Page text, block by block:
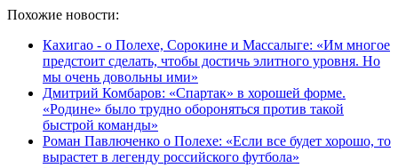
Похожие новости:
Кахигао - о Полехе, Сорокине и Массалыге: «Им многое
предстоит сделать, чтобы достичь элитного уровня. Но
мы очень довольны ими»
Дмитрий Комбаров: «Спартак» в хорошей форме.
«Родине» было трудно обороняться против такой
быстрой команды»
Роман Павлюченко о Полехе: «Если все будет хорошо, то
вырастет в легенду российского футбола»